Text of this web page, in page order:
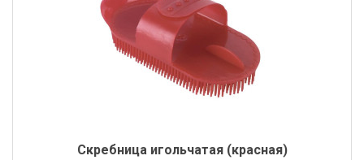
Скребница игольчатая (красная)